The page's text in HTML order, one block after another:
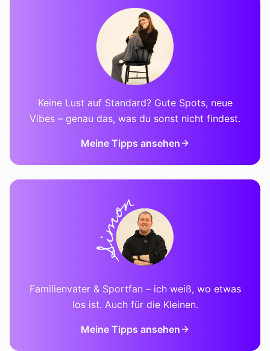
Keine Lust auf Standard? Gute Spots, neue
Vibes – genau das, was du sonst nicht findest.
Meine Tipps ansehen
Familienvater & Sportfan – ich weiß, wo etwas
los ist. Auch für die Kleinen.
Meine Tipps ansehen